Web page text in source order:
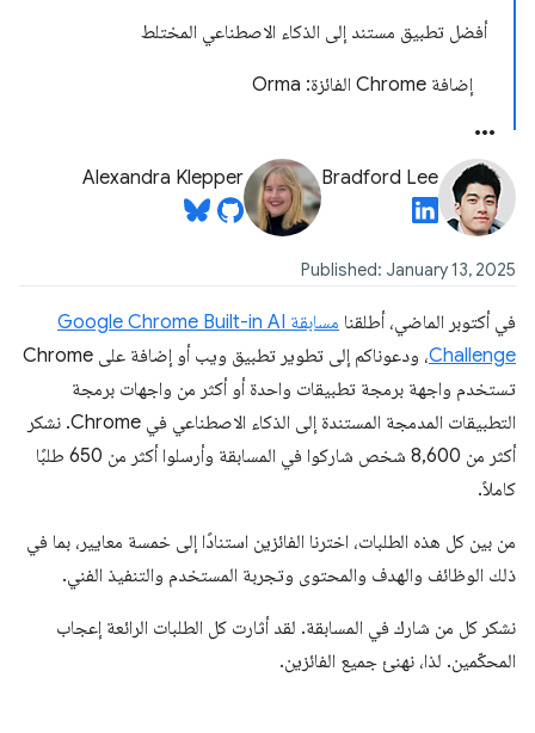
أفضل تطبيق مستند إلى الذكاء الاصطناعي المختلط
إضافة Chrome الفائزة: Orma
Bradford Lee
Alexandra Klepper
Published: January 13, 2025
في أكتوبر الماضي، أطلقنا
مسابقة Google Chrome Built-in AI
Challenge
، ودعوناكم إلى تطوير تطبيق ويب أو إضافة على Chrome
تستخدم واجهة برمجة تطبيقات واحدة أو أكثر من واجهات برمجة
التطبيقات المدمجة المستندة إلى الذكاء الاصطناعي في Chrome. نشكر
أكثر من 8,600 شخص شاركوا في المسابقة وأرسلوا أكثر من 650 طلبًا
كاملاً.
من بين كل هذه الطلبات، اخترنا الفائزين استنادًا إلى خمسة معايير، بما في
ذلك الوظائف والهدف والمحتوى وتجربة المستخدم والتنفيذ الفني.
نشكر كل من شارك في المسابقة. لقد أثارت كل الطلبات الرائعة إعجاب
المحكّمين. لذا، نهنئ جميع الفائزين.